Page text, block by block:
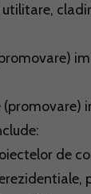
(promovare)
de